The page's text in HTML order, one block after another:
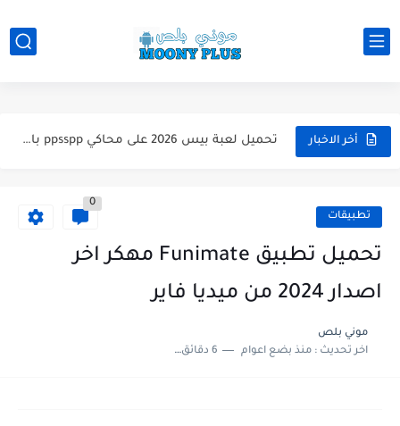
أخر الاخبار تحميل لعبة بيس 2026 على محاكي ppsspp بالتعليق العربي للاندرويد...
تحميل لعبة Total Football مهكرة 2025 اخر اصدار للأندرويد لعبة... تطبيقات
0
تحميل تطبيق Funimate مهكر اخر
اصدار 2024 من ميديا فاير
موني بلص
اخر تحديث :منذ بضع اعوام 6 دقائق للقراءة